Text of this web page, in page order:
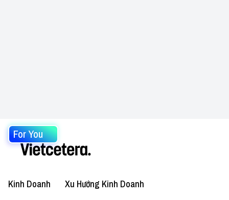
For You
Kinh Doanh Xu Hướng Kinh Doanh